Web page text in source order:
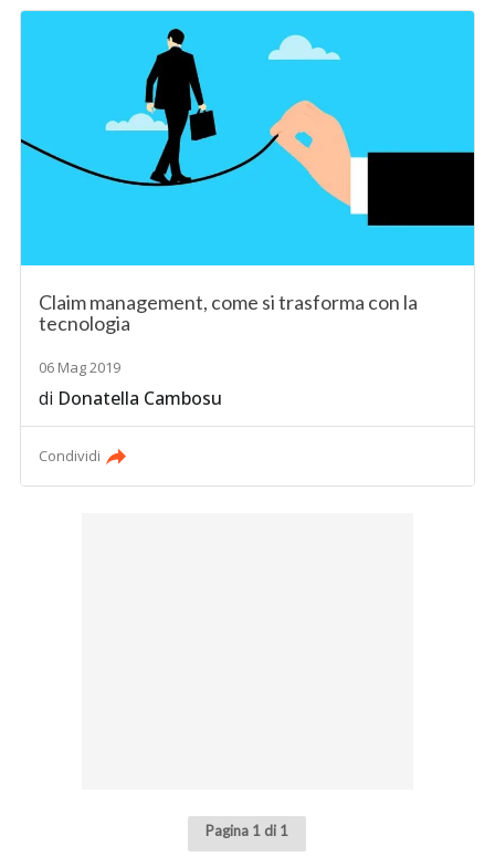
Claim management, come si trasforma con la
tecnologia
06 Mag 2019
di Donatella Cambosu
Condividi
Pagina 1 di 1